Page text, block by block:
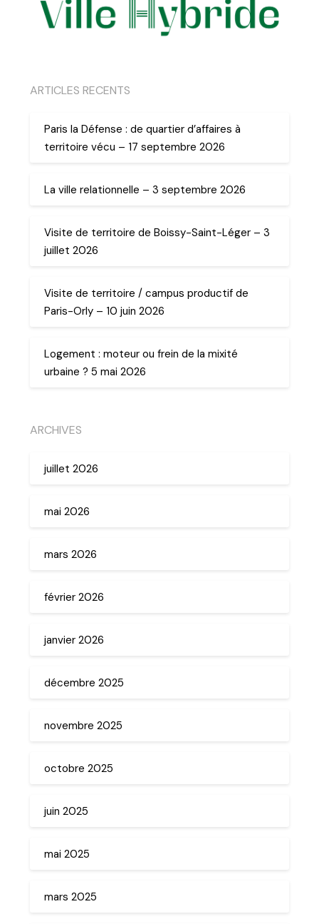
ARTICLES RECENTS
Paris la Défense : de quartier d’affaires à
territoire vécu – 17 septembre 2026
La ville relationnelle – 3 septembre 2026
Visite de territoire de Boissy-Saint-Léger – 3
juillet 2026
Visite de territoire / campus productif de
Paris-Orly – 10 juin 2026
Logement : moteur ou frein de la mixité
urbaine ? 5 mai 2026
ARCHIVES
juillet 2026
mai 2026
mars 2026
février 2026
janvier 2026
décembre 2025
novembre 2025
octobre 2025
juin 2025
mai 2025
mars 2025